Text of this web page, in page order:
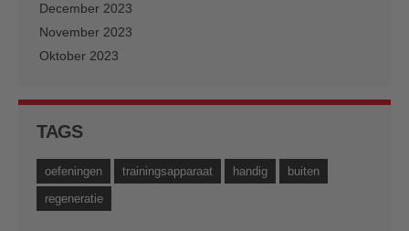
December 2023
November 2023
Oktober 2023
TAGS
oefeningen trainingsapparaat handig
buiten
regeneratie